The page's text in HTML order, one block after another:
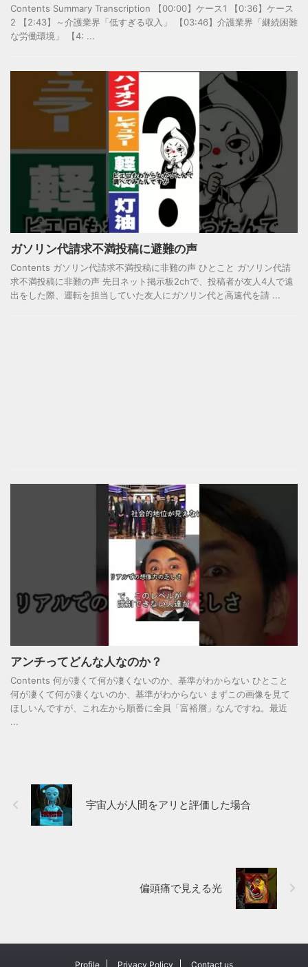
Contents Summary Transcription 【00:00】ケース1 【0:36】ケース
2 【2:43】～介護業界「低すぎる収入」 【03:46】介護業界「継続困難
な労働環境」 【4: ...
ガソリン代請求不満投稿に避難の声
Contents ガソリン代請求不満投稿に非難の声 ひとこと ガソリン代請
求不満投稿に非難の声 先日ネット掲示板2chで、投稿者が友人4人で遠
出をした際、運転を担当していた友人にガソリン代と高速代を請 ...
アンチってどんな人なのか？
Contents 何が凄くて何が凄くないのか、基準がわからない ひとこと
何が凄くて何が凄くないのか、基準がわからない まずこの画像を見て
ほしいんですが、これ左から順番に全員「富裕層」なんですね。最近
...
宇宙人が人間をアリと評価した場合
偏頭痛で見える光
Profile Privacy Policy Contact us